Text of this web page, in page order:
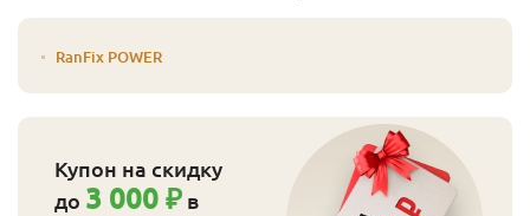
RanFix POWER
Купон на скидку
до 3 000 ₽ в